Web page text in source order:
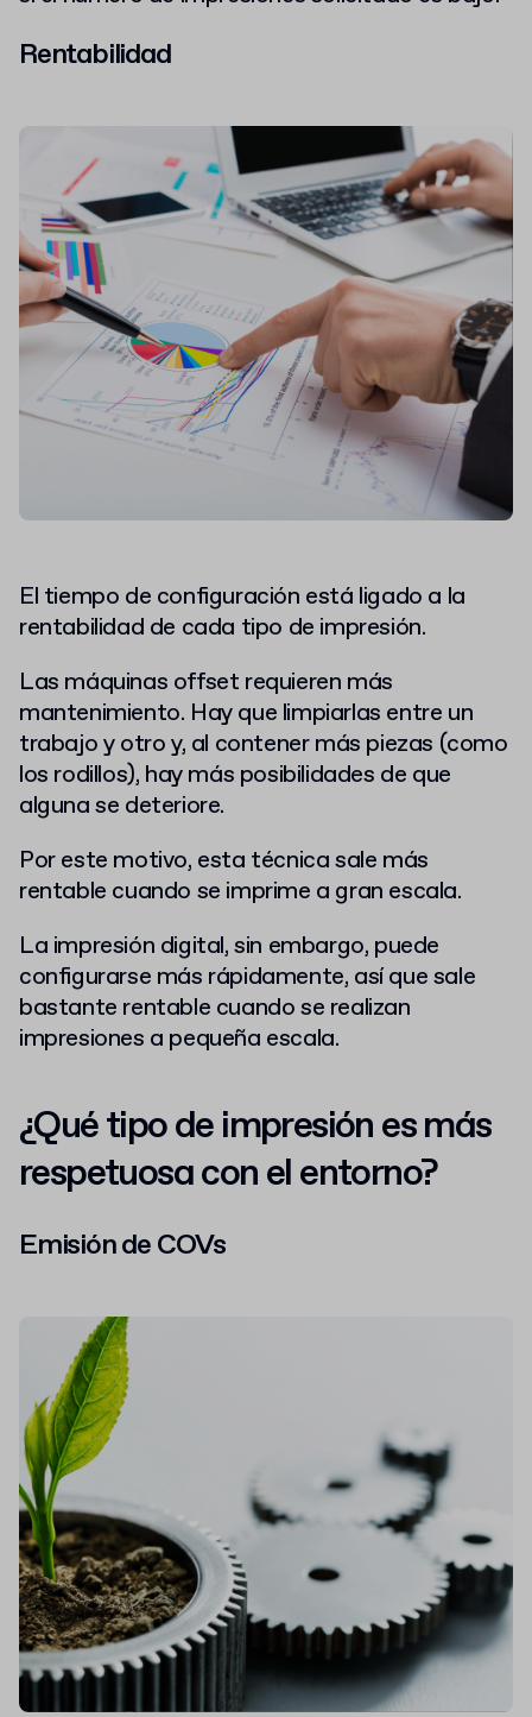
Rentabilidad
El tiempo de configuración está ligado a la
rentabilidad de cada tipo de impresión.
Las máquinas offset requieren más
mantenimiento. Hay que limpiarlas entre un
trabajo y otro y, al contener más piezas (como
los rodillos), hay más posibilidades de que
alguna se deteriore.
Por este motivo, esta técnica sale más
rentable cuando se imprime a gran escala.
La impresión digital, sin embargo, puede
configurarse más rápidamente, así que sale
bastante rentable cuando se realizan
impresiones a pequeña escala.
¿Qué tipo de impresión es más
respetuosa con el entorno?
Emisión de COVs